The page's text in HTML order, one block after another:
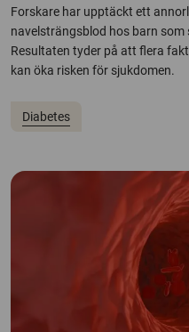
Forskare har upptäckt ett
navelsträngsblod hos barn som
Resultaten tyder på att flera
kan öka risken för sjukdomen.
Diabetes